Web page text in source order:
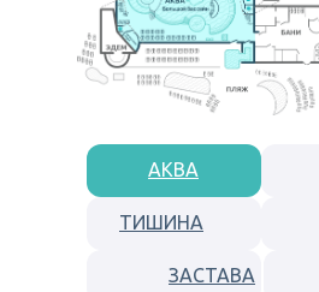
АКВА
ТИШИНА
ЗАСТАВА